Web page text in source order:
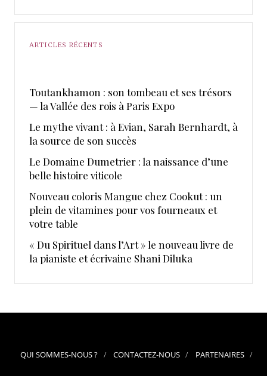
ARTICLES RÉCENTS
Toutankhamon : son tombeau et ses trésors
— la Vallée des rois à Paris Expo
Le mythe vivant : à Evian, Sarah Bernhardt, à
la source de son succès
Le Domaine Dumetrier : la naissance d’une
belle histoire viticole
Nouveau coloris Mangue chez Cookut : un
plein de vitamines pour vos fourneaux et
votre table
« Du Spirituel dans l’Art » le nouveau livre de
la pianiste et écrivaine Shani Diluka
QUI SOMMES-NOUS ? CONTACTEZ-NOUS PARTENAIRES